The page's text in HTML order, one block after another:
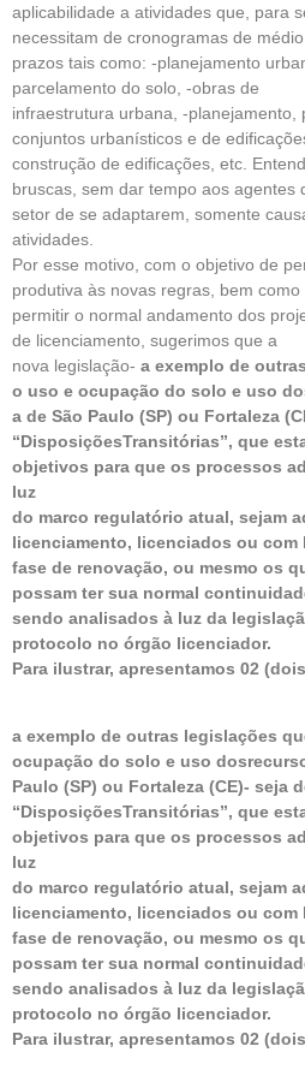
aplicabilidade a atividades que, para
necessitam de cronogramas de
prazos tais como: -planejamento
parcelamento do solo, -obras de
infraestrutura urbana, -planejamento,
conjuntos urbanísticos e de
construção de edificações, etc.
bruscas, sem dar tempo aos agentes
setor de se adaptarem, somente
atividades.
Por esse motivo, com o objetivo de
produtiva às novas regras, bem como
permitir o normal andamento dos
de licenciamento, sugerimos que a
nova legislação- a exemplo de
o uso e ocupação do solo e uso
a de São Paulo (SP) ou Fortaleza
“DisposiçõesTransitórias”, que
objetivos para que os processos
luz
do marco regulatório atual, sejam
licenciamento, licenciados ou com
fase de renovação, ou mesmo os
possam ter sua normal
sendo analisados à luz da
protocolo no órgão licenciador.
Para ilustrar, apresentamos 02
a exemplo de outras legislações
ocupação do solo e uso
Paulo (SP) ou Fortaleza (CE)- seja
“DisposiçõesTransitórias”, que
objetivos para que os processos
luz
do marco regulatório atual, sejam
licenciamento, licenciados ou com
fase de renovação, ou mesmo os
possam ter sua normal
sendo analisados à luz da
protocolo no órgão licenciador.
Para ilustrar, apresentamos 02